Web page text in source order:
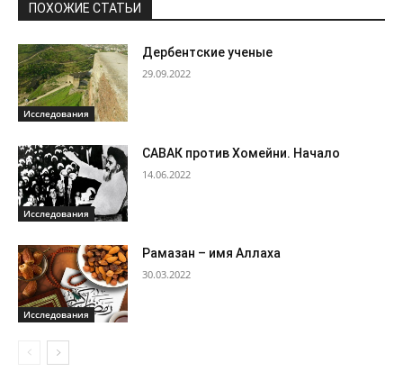
ПОХОЖИЕ СТАТЬИ
Исследования
Дербентские ученые
29.09.2022
Исследования
САВАК против Хомейни. Начало
14.06.2022
Исследования
Рамазан – имя Аллаха
30.03.2022